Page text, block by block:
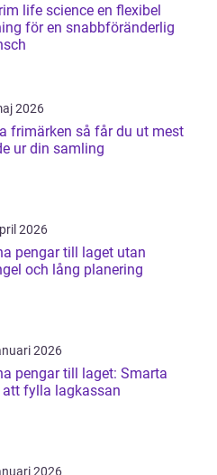
life science en flexibel
för en snabbföränderlig
2026
så får du ut mest
ur din samling
2026
pengar till laget utan
och lång planering
2026
pengar till laget: Smarta
fylla lagkassan
2026